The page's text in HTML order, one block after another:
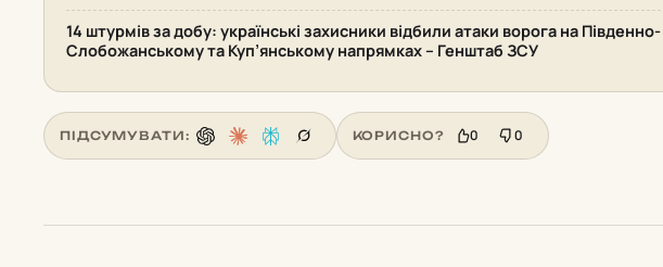
14 штурмів за добу: українські захисники відбили атаки ворога на Південно-
Слобожанському та Куп’янському напрямках – Генштаб ЗСУ
ПІДСУМУВАТИ: КОРИСНО? 0 0